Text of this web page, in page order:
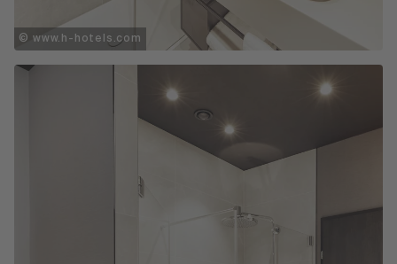
© www.h-hotels.com